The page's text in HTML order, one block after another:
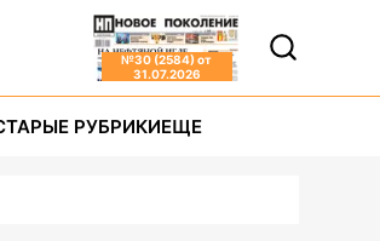
№30 (2584) от
31.07.2026
РУБРИКИЕЩЕ